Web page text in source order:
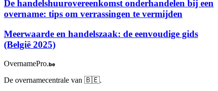
De handelshuurovereenkomst onderhandelen bij een
overname: tips om verrassingen te vermijden
Meerwaarde en handelszaak: de eenvoudige gids
(België 2025)
OvernamePro.be
De overnamecentrale van 🇧🇪.